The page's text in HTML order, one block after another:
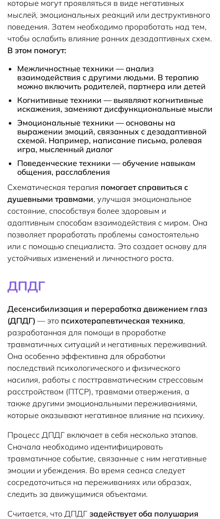
которые могут проявляться в виде негативных
мыслей, эмоциональных реакций или деструктивного
поведения. Затем необходимо проработать над тем,
чтобы ослабить влияние ранних дезадаптивных схем.
В этом помогут:
Межличностные техники — анализ
взаимодействия с другими людьми. В терапию
можно включить родителей, партнера или детей
Когнитивные техники — выявляют когнитивные
искажения, заменяют дисфункциональные мысли
Эмоциональные техники — основаны на
выражении эмоций, связанных с дезадаптивной
схемой. Например, написание письма, ролевая
игра, мысленный диалог
Поведенческие техники — обучение навыкам
общения, расслабления
Схематическая терапия помогает справиться с
душевными травмами, улучшая эмоциональное
состояние, способствуя более здоровым и
адаптивным способам взаимодействия с миром. Она
позволяет проработать проблемы самостоятельно
или с помощью специалиста. Это создает основу для
устойчивых изменений и личностного роста.
ДПДГ
Десенсибилизация и переработка движением глаз
(ДПДГ) — это психотерапевтическая техника,
разработанная для помощи в проработке
травматичных ситуаций и негативных переживаний.
Она особенно эффективна для обработки
последствий психологического и физического
насилия, работы с посттравматическим стрессовым
расстройством (ПТСР), травмами отвержения, а
также другими эмоциональными переживаниями,
которые оказывают негативное влияние на психику.
Процесс ДПДГ включает в себя несколько этапов.
Сначала необходимо идентифицировать
травматичное событие, связанные с ним негативные
эмоции и убеждения. Во время сеанса следует
сосредоточиться на переживаниях или образах,
следить за движущимися объектами.
Считается, что ДПДГ задействует оба полушария